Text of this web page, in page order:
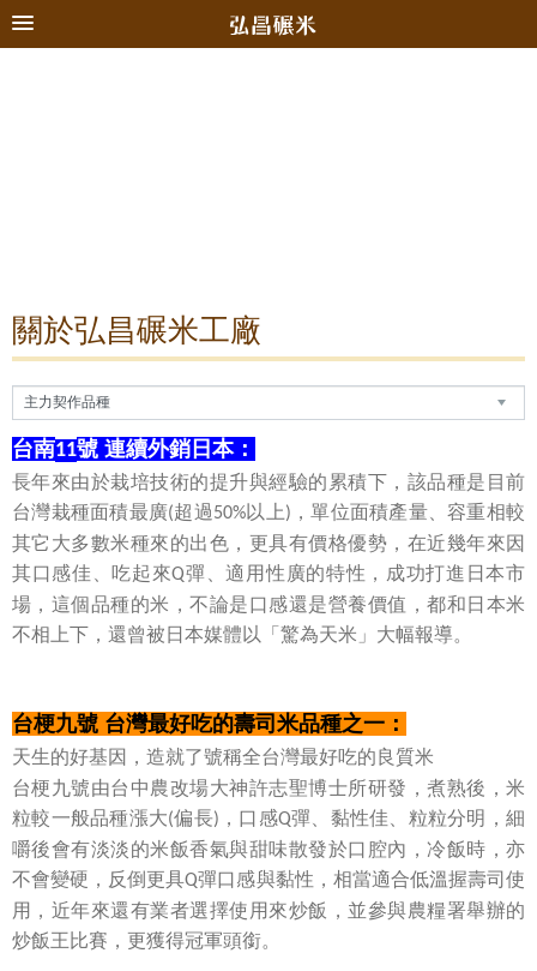
關於弘昌碾米工廠
台南11號 連續外銷日本：
長年來由於栽培技術的提升與經驗的累積下，該品種是目前
台灣栽種面積最廣(超過50%以上) ，單位面積產量、容重相較
其它大多數米種來的出色，更具有價格優勢，在近幾年來因
其口感佳、吃起來Q彈、適用性廣的特性，成功打進日本市
場，這個品種的米，不論是口感還是營養價值，都和日本米
不相上下，還曾被日本媒體以「驚為天米」大幅報導。
台梗九號 台灣最好吃的壽司米品種之一：
天生的好基因，造就了號稱全台灣最好吃的良質米
台梗九號由台中農改場大神許志聖博士所研發，煮熟後，米
粒較一般品種漲大(偏長) ，口感Q彈、黏性佳、粒粒分明，細
嚼後會有淡淡的米飯香氣與甜味散發於口腔內，冷飯時，亦
不會變硬，反倒更具Q彈口感與黏性，相當適合低溫握壽司使
用，近年來還有業者選擇使用來炒飯，並參與農糧署舉辦的
炒飯王比賽，更獲得冠軍頭銜。